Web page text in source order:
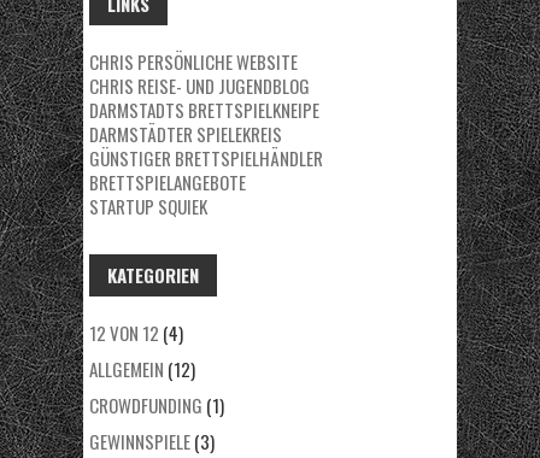
CHRIS PERSÖNLICHE WEBSITE
CHRIS REISE- UND JUGENDBLOG
DARMSTADTS BRETTSPIELKNEIPE
DARMSTÄDTER SPIELEKREIS
GÜNSTIGER BRETTSPIELHÄNDLER
BRETTSPIELANGEBOTE
STARTUP SQUIEK
KATEGORIEN
12 VON 12 (4)
ALLGEMEIN (12)
CROWDFUNDING (1)
GEWINNSPIELE(3)